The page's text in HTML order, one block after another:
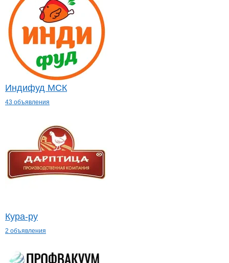
Индифуд МСК
43 объявления
Кура-ру
2 объявления